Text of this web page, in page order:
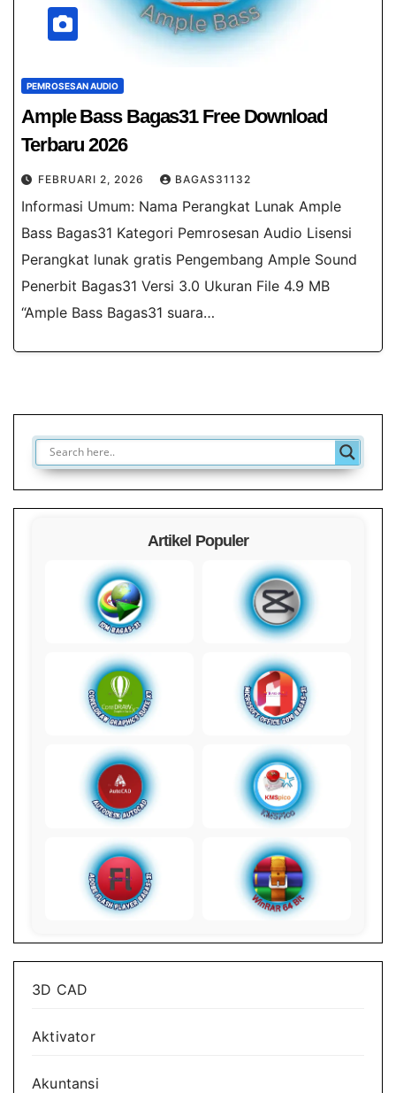
PEMROSESAN AUDIO
Ample Bass Bagas31 Free Download
Terbaru 2026
FEBRUARI 2, 2026 BAGAS31132
Informasi Umum: Nama Perangkat Lunak Ample
Bass Bagas31 Kategori Pemrosesan Audio Lisensi
Perangkat lunak gratis Pengembang Ample Sound
Penerbit Bagas31 Versi 3.0 Ukuran File 4.9 MB
“Ample Bass Bagas31 suara…
Artikel Populer
3D CAD
Aktivator
Akuntansi